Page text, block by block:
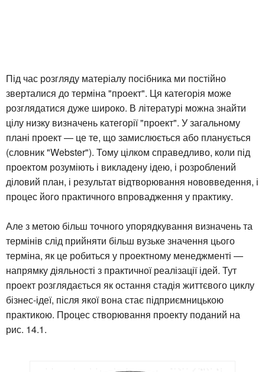
Під час розгляду матеріалу посібника ми постійно
зверталися до терміна "проект". Ця категорія може
розглядатися дуже широко. В літературі можна знайти
цілу низку визначень категорії "проект". У загальному
плані проект — це те, що замислюється або планується
(словник "Webster"). Тому цілком справедливо, коли під
проектом розуміють і викладену ідею, і розроблений
діловий план, і результат відтворювання нововведення, і
процес його практичного впровадження у практику.
Але з метою більш точного упорядкування визначень та
термінів слід прийняти більш вузьке значення цього
терміна, як це робиться у проектному менеджменті —
напрямку діяльності з практичної реалізації ідей. Тут
проект розглядається як остання стадія життєвого циклу
бізнес-ідеї, після якої вона стає підприємницькою
практикою. Процес створювання проекту поданий на
рис. 14.1.